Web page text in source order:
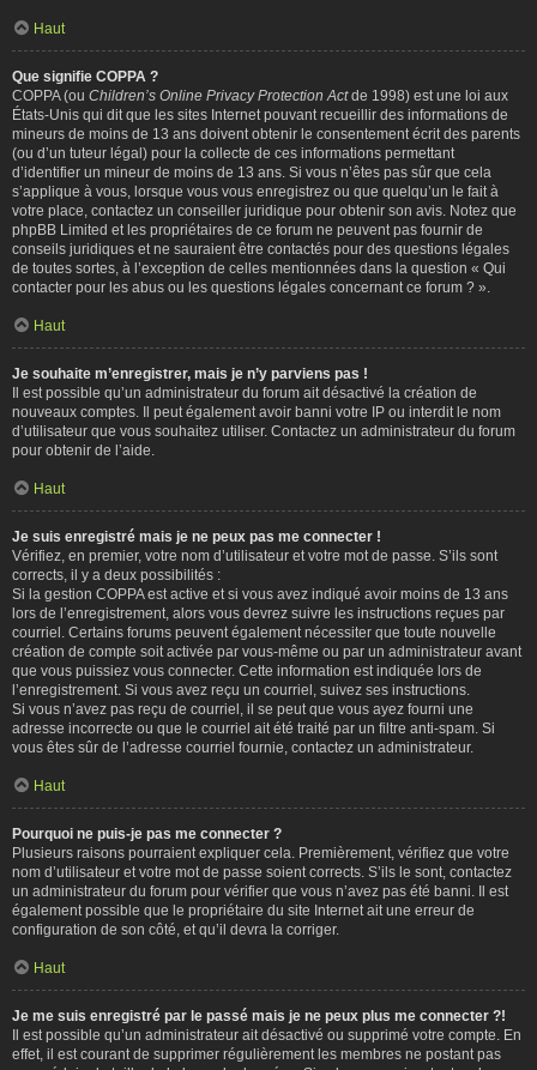
Haut
Que signifie COPPA ?
COPPA (ou Children’s Online Privacy Protection Actde 1998) est une loi aux
États-Unis qui dit que les sites Internet pouvant recueillir des informations de
mineurs de moins de 13 ans doivent obtenir le consentement écrit des parents
(ou d’un tuteur légal) pour la collecte de ces informations permettant
d’identifier un mineur de moins de 13 ans. Si vous n’êtes pas sûr que cela
s’applique à vous, lorsque vous vous enregistrez ou que quelqu’un le fait à
votre place, contactez un conseiller juridique pour obtenir son avis. Notez que
phpBB Limited et les propriétaires de ce forum ne peuvent pas fournir de
conseils juridiques et ne sauraient être contactés pour des questions légales
de toutes sortes, à l’exception de celles mentionnées dans la question « Qui
contacter pour les abus ou les questions légales concernant ce forum ? ».
Haut
Je souhaite m’enregistrer, mais je n’y parviens pas !
Il est possible qu’un administrateur du forum ait désactivé la création de
nouveaux comptes. Il peut également avoir banni votre IP ou interdit le nom
d’utilisateur que vous souhaitez utiliser. Contactez un administrateur du forum
pour obtenir de l’aide.
Haut
Je suis enregistré mais je ne peux pas me connecter !
Vérifiez, en premier, votre nom d’utilisateur et votre mot de passe. S’ils sont
corrects, il y a deux possibilités :
Si la gestion COPPA est active et si vous avez indiqué avoir moins de 13 ans
lors de l’enregistrement, alors vous devrez suivre les instructions reçues par
courriel. Certains forums peuvent également nécessiter que toute nouvelle
création de compte soit activée par vous-même ou par un administrateur avant
que vous puissiez vous connecter. Cette information est indiquée lors de
l’enregistrement. Si vous avez reçu un courriel, suivez ses instructions.
Si vous n’avez pas reçu de courriel, il se peut que vous ayez fourni une
adresse incorrecte ou que le courriel ait été traité par un filtre anti-spam. Si
vous êtes sûr de l’adresse courriel fournie, contactez un administrateur.
Haut
Pourquoi ne puis-je pas me connecter ?
Plusieurs raisons pourraient expliquer cela. Premièrement, vérifiez que votre
nom d’utilisateur et votre mot de passe soient corrects. S’ils le sont, contactez
un administrateur du forum pour vérifier que vous n’avez pas été banni. Il est
également possible que le propriétaire du site Internet ait une erreur de
configuration de son côté, et qu’il devra la corriger.
Haut
Je me suis enregistré par le passé mais je ne peux plus me connecter ?!
Il est possible qu’un administrateur ait désactivé ou supprimé votre compte. En
effet, il est courant de supprimer régulièrement les membres ne postant pas